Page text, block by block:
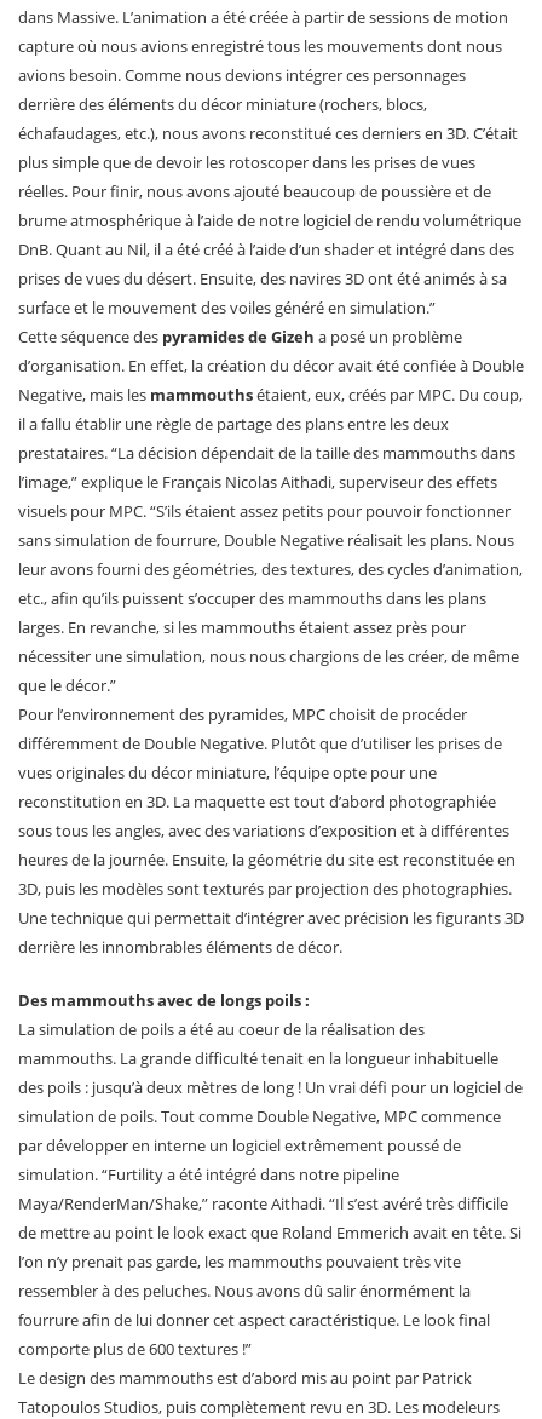
dans Massive. L’animation a été créée à partir de sessions de motion
capture où nous avions enregistré tous les mouvements dont nous
avions besoin. Comme nous devions intégrer ces personnages
derrière des éléments du décor miniature (rochers, blocs,
échafaudages, etc.), nous avons reconstitué ces derniers en 3D. C’était
plus simple que de devoir les rotoscoper dans les prises de vues
réelles. Pour finir, nous avons ajouté beaucoup de poussière et de
brume atmosphérique à l’aide de notre logiciel de rendu volumétrique
DnB. Quant au Nil, il a été créé à l’aide d’un shader et intégré dans des
prises de vues du désert. Ensuite, des navires 3D ont été animés à sa
surface et le mouvement des voiles généré en simulation.”
Cette séquence des pyramides de Gizeh a posé un problème
d’organisation. En effet, la création du décor avait été confiée à Double
Negative, mais les mammouthsétaient, eux, créés par MPC. Du coup,
il a fallu établir une règle de partage des plans entre les deux
prestataires. “La décision dépendait de la taille des mammouths dans
l’image,” explique le Français Nicolas Aithadi, superviseur des effets
visuels pour MPC. “S’ils étaient assez petits pour pouvoir fonctionner
sans simulation de fourrure, Double Negative réalisait les plans. Nous
leur avons fourni des géométries, des textures, des cycles d’animation,
etc., afin qu’ils puissent s’occuper des mammouths dans les plans
larges. En revanche, si les mammouths étaient assez près pour
nécessiter une simulation, nous nous chargions de les créer, de même
que le décor.”
Pour l’environnement des pyramides, MPC choisit de procéder
différemment de Double Negative. Plutôt que d’utiliser les prises de
vues originales du décor miniature, l’équipe opte pour une
reconstitution en 3D. La maquette est tout d’abord photographiée
sous tous les angles, avec des variations d’exposition et à différentes
heures de la journée. Ensuite, la géométrie du site est reconstituée en
3D, puis les modèles sont texturés par projection des photographies.
Une technique qui permettait d’intégrer avec précision les figurants 3D
derrière les innombrables éléments de décor.
Des mammouths avec de longs poils :
La simulation de poils a été au coeur de la réalisation des
mammouths. La grande difficulté tenait en la longueur inhabituelle
des poils : jusqu’à deux mètres de long ! Un vrai défi pour un logiciel de
simulation de poils. Tout comme Double Negative, MPC commence
par développer en interne un logiciel extrêmement poussé de
simulation. “Furtility a été intégré dans notre pipeline
Maya/RenderMan/Shake,” raconte Aithadi. “Il s’est avéré très difficile
de mettre au point le look exact que Roland Emmerich avait en tête. Si
l’on n’y prenait pas garde, les mammouths pouvaient très vite
ressembler à des peluches. Nous avons dû salir énormément la
fourrure afin de lui donner cet aspect caractéristique. Le look final
comporte plus de 600 textures !”
Le design des mammouths est d’abord mis au point par Patrick
Tatopoulos Studios, puis complètement revu en 3D. Les modeleurs